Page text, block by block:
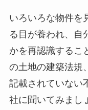
いろいろな物件を
る目が養われ、自
かを再認識するこ
の土地の建築法規
記載されていない
社に聞いてみまし